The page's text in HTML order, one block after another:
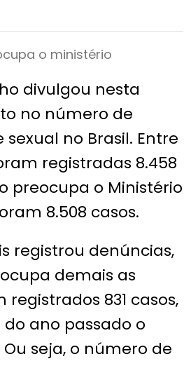
o ministério
divulgou nesta
no número de
no Brasil. Entre
registradas 8.458
preocupa o Ministério
8.508 casos.
registrou denúncias,
demais as
831 casos,
ano passado o
seja, o número de